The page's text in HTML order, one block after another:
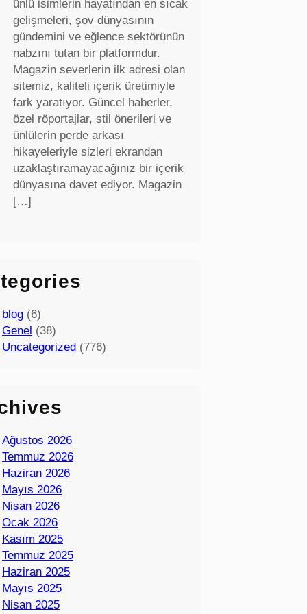
ünlü isimlerin hayatından en sıcak
gelişmeleri, şov dünyasının
gündemini ve eğlence sektörünün
nabzını tutan bir platformdur.
Magazin severlerin ilk adresi olan
sitemiz, kaliteli içerik üretimiyle
fark yaratıyor. Güncel haberler,
özel röportajlar, stil önerileri ve
ünlülerin perde arkası
hikayeleriyle sizleri ekrandan
uzaklaştıramayacağınız bir içerik
dünyasına davet ediyor. Magazin
[…]
blog (6)
Genel (38)
Uncategorized (776)
Ağustos 2026
Temmuz 2026
Haziran 2026
Mayıs 2026
Nisan 2026
Ocak 2026
Kasım 2025
Temmuz 2025
Haziran 2025
Mayıs 2025
Nisan 2025